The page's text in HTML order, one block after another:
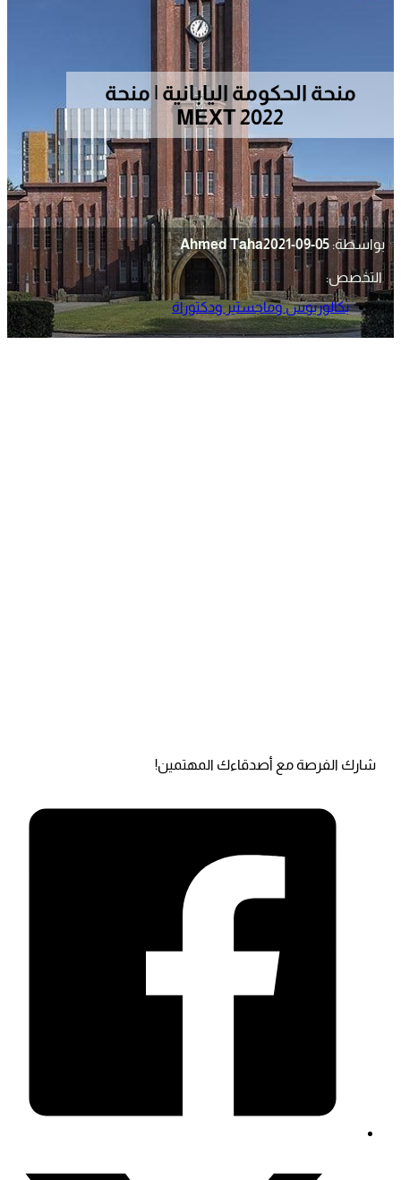
منحة الحكومة اليابانية | منحة
MEXT 2022
بواسطة: Ahmed Taha2021-09-05
التخصص:
بكالوريوس وماجستير ودكتوراة
شارك الفرصة مع أصدقاءك المهتمين!